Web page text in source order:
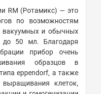
RM (Ротамикс) — это
по возможностям
вакуумных и обычных
50 мл. Благодаря
прибор очень
образцов в
eppendorf, а также
клеток,